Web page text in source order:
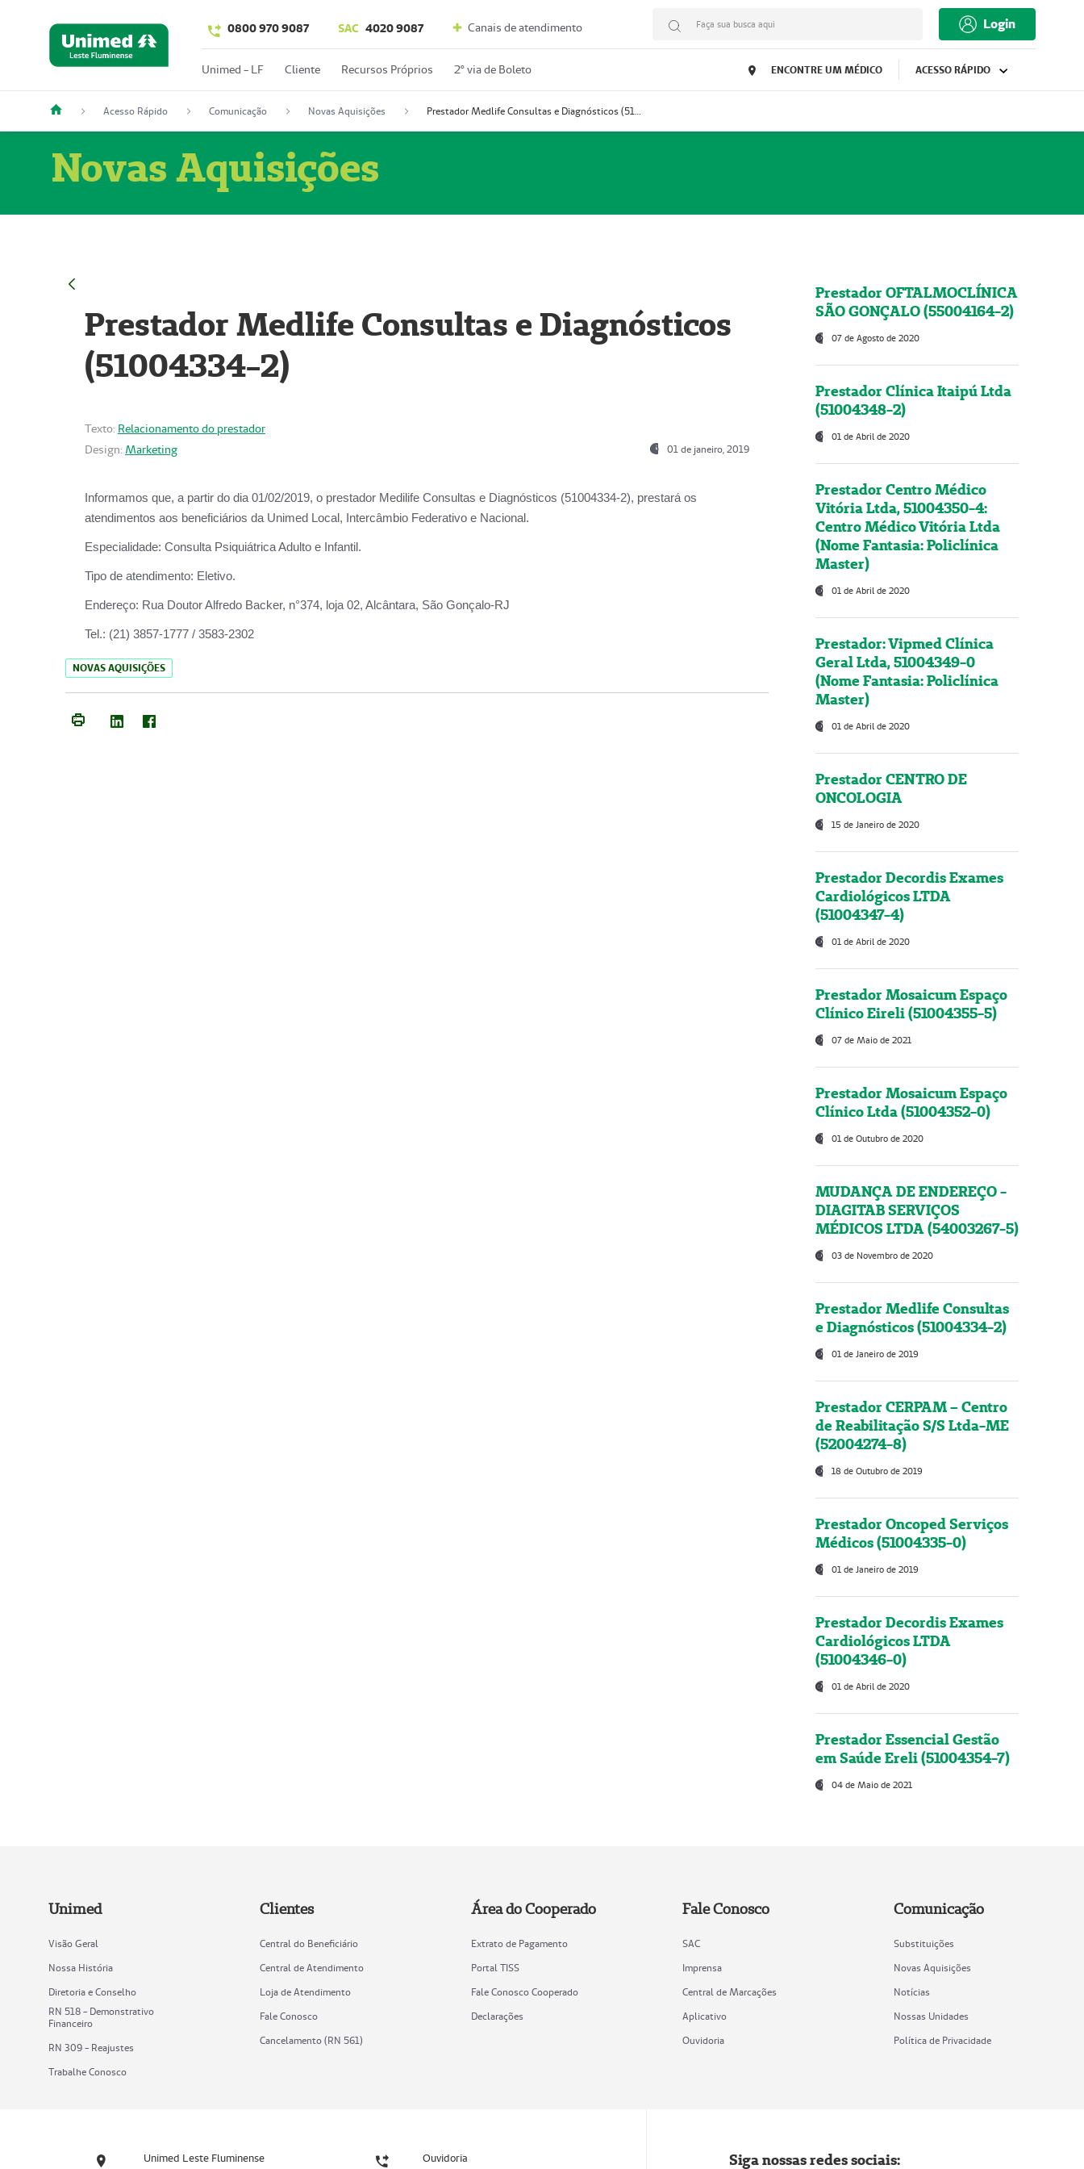
0800 970 9087 SAC 4020 9087 Canais de atendimento Faça sua busca aqui Login
Unimed - LF Cliente Recursos Próprios 2º via de Boleto ENCONTRE UM MÉDICO ACESSO RÁPIDO
Acesso Rápido Comunicação Novas Aquisições Prestador Medlife Consultas e Diagnósticos (51004334-2)
Novas Aquisições
Prestador Medlife Consultas e Diagnósticos
(51004334-2)
Texto: Relacionamento do prestador
Design: Marketing 01 de janeiro, 2019
Informamos que, a partir do dia 01/02/2019, o prestador Medilife Consultas e Diagnósticos (51004334-2), prestará os
atendimentos aos beneficiários da Unimed Local, Intercâmbio Federativo e Nacional.
Especialidade: Consulta Psiquiátrica Adulto e Infantil.
Tipo de atendimento: Eletivo.
Endereço: Rua Doutor Alfredo Backer, n°374, loja 02, Alcântara, São Gonçalo-RJ
Tel.: (21) 3857-1777 / 3583-2302
NOVAS AQUISIÇÕES
Prestador OFTALMOCLÍNICA
SÃO GONÇALO (55004164-2)
07 de Agosto de 2020
Prestador Clínica Itaipú Ltda
(51004348-2)
01 de Abril de 2020
Prestador Centro Médico
Vitória Ltda, 51004350-4:
Centro Médico Vitória Ltda
(Nome Fantasia: Policlínica
Master)
01 de Abril de 2020
Prestador: Vipmed Clínica
Geral Ltda, 51004349-0
(Nome Fantasia: Policlínica
Master)
01 de Abril de 2020
Prestador CENTRO DE
ONCOLOGIA
15 de Janeiro de 2020
Prestador Decordis Exames
Cardiológicos LTDA
(51004347-4)
01 de Abril de 2020
Prestador Mosaicum Espaço
Clínico Eireli (51004355-5)
07 de Maio de 2021
Prestador Mosaicum Espaço
Clínico Ltda (51004352-0)
01 de Outubro de 2020
MUDANÇA DE ENDEREÇO -
DIAGITAB SERVIÇOS
MÉDICOS LTDA (54003267-5)
03 de Novembro de 2020
Prestador Medlife Consultas
e Diagnósticos (51004334-2)
01 de Janeiro de 2019
Prestador CERPAM – Centro
de Reabilitação S/S Ltda-ME
(52004274-8)
18 de Outubro de 2019
Prestador Oncoped Serviços
Médicos (51004335-0)
01 de Janeiro de 2019
Prestador Decordis Exames
Cardiológicos LTDA
(51004346-0)
01 de Abril de 2020
Prestador Essencial Gestão
em Saúde Ereli (51004354-7)
04 de Maio de 2021
Unimed
Visão Geral
Nossa História
Diretoria e Conselho
RN 518 - Demonstrativo
Financeiro
RN 309 - Reajustes
Trabalhe Conosco
Clientes
Central do Beneficiário
Central de Atendimento
Loja de Atendimento
Fale Conosco
Cancelamento (RN 561)
Área do Cooperado
Extrato de Pagamento
Portal TISS
Fale Conosco Cooperado
Declarações
Fale Conosco
SAC
Imprensa
Central de Marcações
Aplicativo
Ouvidoria
Comunicação
Substituições
Novas Aquisições
Notícias
Nossas Unidades
Política de Privacidade
Unimed Leste Fluminense Ouvidoria Siga nossas redes sociais: